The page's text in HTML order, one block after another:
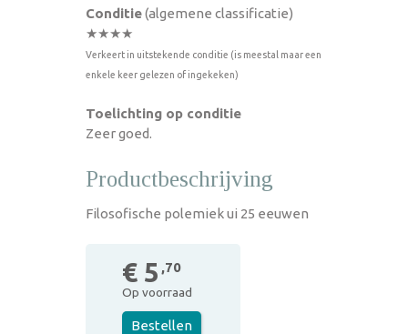
Conditie(algemene classificatie)
★★★★
Verkeert in uitstekende conditie (is meestal maar een
enkele keer gelezen of ingekeken)
Toelichting op conditie
Zeer goed.
Productbeschrijving
Filosofische polemiek ui 25 eeuwen
€ 5 ,70
Op voorraad
Bestellen